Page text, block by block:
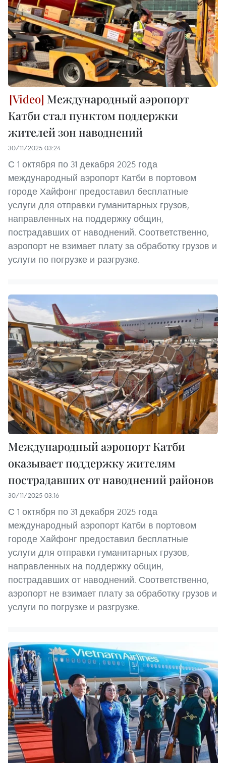
Международный аэропорт
Катби стал пунктом поддержки
жителей зон наводнений
30/11/2025 03:24
С 1 октября по 31 декабря 2025 года
международный аэропорт Катби в портовом
городе Хайфонг предоставил бесплатные
услуги для отправки гуманитарных грузов,
направленных на поддержку общин,
пострадавших от наводнений. Соответственно,
аэропорт не взимает плату за обработку грузов и
услуги по погрузке и разгрузке.
Международный аэропорт Катби
оказывает поддержку жителям
пострадавших от наводнений районов
30/11/2025 03:16
С 1 октября по 31 декабря 2025 года
международный аэропорт Катби в портовом
городе Хайфонг предоставил бесплатные
услуги для отправки гуманитарных грузов,
направленных на поддержку общин,
пострадавших от наводнений. Соответственно,
аэропорт не взимает плату за обработку грузов и
услуги по погрузке и разгрузке.